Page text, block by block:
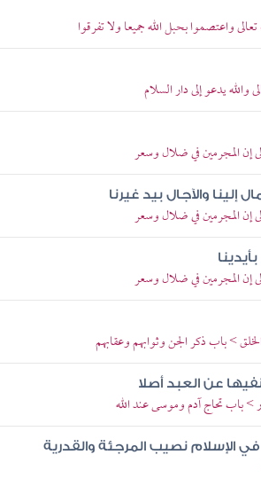
واعتصموا بحبل الله جميعا ولا تفرقوا
يدعو إلى دار السلام
إن المجرمين في ضلال وسعر
إلينا والآجال بيد غيرنا
إن المجرمين في ضلال وسعر
إن المجرمين في ضلال وسعر
> باب ذكر الجن وثوابهم وعقابهم
عن العبد أصلا
باب تحاج آدم وموسى عند الله
الإسلام نصيب المرجئة والقدرية